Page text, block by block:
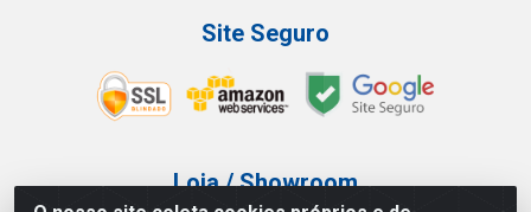
Site Seguro
Loja / Showroom